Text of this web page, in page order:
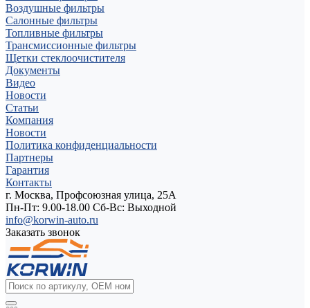
Воздушные фильтры
Салонные фильтры
Топливные фильтры
Трансмиссионные фильтры
Щетки стеклоочистителя
Документы
Видео
Новости
Статьи
Компания
Новости
Политика конфиденциальности
Партнеры
Гарантия
Контакты
г. Москва, Профсоюзная улица, 25А
Пн-Пт: 9.00-18.00 Cб-Вс: Выходной
info@korwin-auto.ru
Заказать звонок